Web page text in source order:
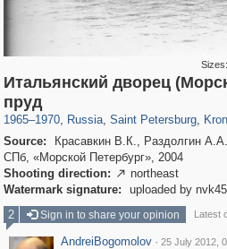
Итальянский дворец
пруд
1965–1970, Russia, Saint Petersburg,
Source:
Красавкин В.К., Раздолгин
СПб, «Морской Петербург», 2004
Shooting direction:  northeast
Watermark signature:
uploaded by nvk45
2
Sign in to share your opinion Latest
AndreiBogomolov · 25 July 2012,